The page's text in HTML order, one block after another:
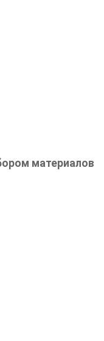
материалов